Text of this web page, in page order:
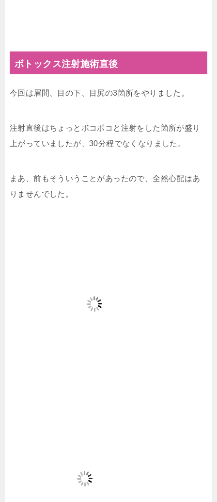
ボトックス注射施術直後
今回は眉間、目の下、目尻の3箇所をやりました。
注射直後はちょっとボコボコと注射をした箇所が盛り
上がっていましたが、30分程でなくなりました。
まあ、前もそういうことがあったので、全然心配はあ
りませんでした。